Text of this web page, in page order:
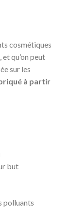
cosmétiques
qu’on peut
sur les
à partir
but
polluants